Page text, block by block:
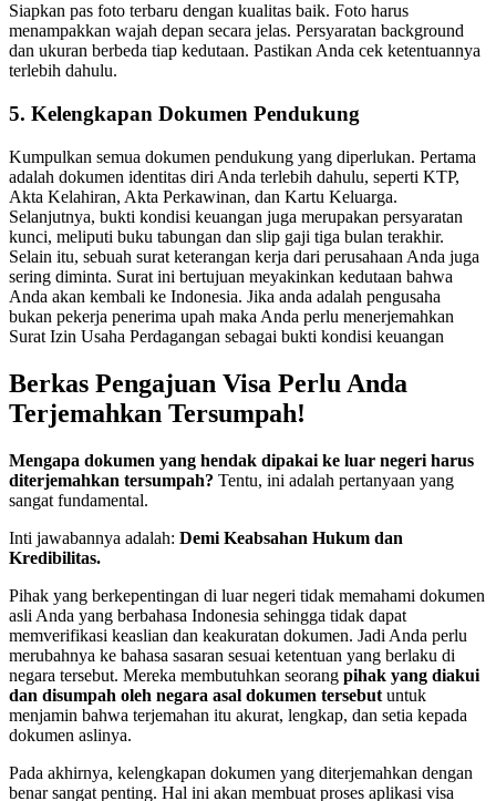
Siapkan pas foto terbaru dengan kualitas baik. Foto harus
menampakkan wajah depan secara jelas. Persyaratan background
dan ukuran berbeda tiap kedutaan. Pastikan Anda cek ketentuannya
terlebih dahulu.
5. Kelengkapan Dokumen Pendukung
Kumpulkan semua dokumen pendukung yang diperlukan. Pertama
adalah dokumen identitas diri Anda terlebih dahulu, seperti KTP,
Akta Kelahiran, Akta Perkawinan, dan Kartu Keluarga.
Selanjutnya, bukti kondisi keuangan juga merupakan persyaratan
kunci, meliputi buku tabungan dan slip gaji tiga bulan terakhir.
Selain itu, sebuah surat keterangan kerja dari perusahaan Anda juga
sering diminta. Surat ini bertujuan meyakinkan kedutaan bahwa
Anda akan kembali ke Indonesia. Jika anda adalah pengusaha
bukan pekerja penerima upah maka Anda perlu menerjemahkan
Surat Izin Usaha Perdagangan sebagai bukti kondisi keuangan
Berkas Pengajuan Visa Perlu Anda
Terjemahkan Tersumpah!
Mengapa dokumen yang hendak dipakai ke luar negeri harus
diterjemahkan tersumpah? Tentu, ini adalah pertanyaan yang
sangat fundamental.
Inti jawabannya adalah: Demi Keabsahan Hukum dan
Kredibilitas.
Pihak yang berkepentingan di luar negeri tidak memahami dokumen
asli Anda yang berbahasa Indonesia sehingga tidak dapat
memverifikasi keaslian dan keakuratan dokumen. Jadi Anda perlu
merubahnya ke bahasa sasaran sesuai ketentuan yang berlaku di
negara tersebut. Mereka membutuhkan seorang pihak yang diakui
dan disumpah oleh negara asal dokumen tersebut untuk
menjamin bahwa terjemahan itu akurat, lengkap, dan setia kepada
dokumen aslinya.
Pada akhirnya, kelengkapan dokumen yang diterjemahkan dengan
benar sangat penting. Hal ini akan membuat proses aplikasi visa